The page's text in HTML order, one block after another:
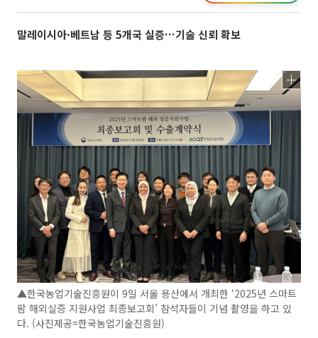
말레이시아·베트남 등 5개국 실증…기술 신뢰 확보
▲한국농업기술진흥원이 9일 서울 용산에서 개최한 ‘2025년 스마트
팜 해외실증 지원사업 최종보고회’ 참석자들이 기념 촬영을 하고 있
다. (사진제공=한국농업기술진흥원)